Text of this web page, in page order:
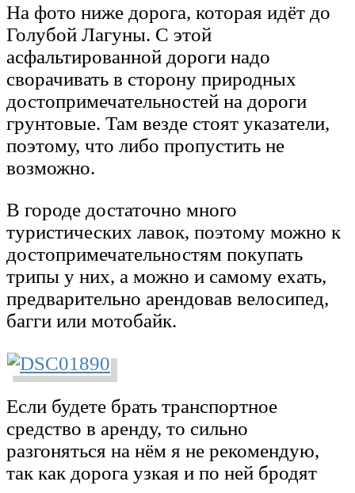
На фото ниже дорога, которая идёт до
Голубой Лагуны. С этой
асфальтированной дороги надо
сворачивать в сторону природных
достопримечательностей на дороги
грунтовые. Там везде стоят указатели,
поэтому, что либо пропустить не
возможно.
В городе достаточно много
туристических лавок, поэтому можно к
достопримечательностям покупать
трипы у них, а можно и самому ехать,
предварительно арендовав велосипед,
багги или мотобайк.
Если будете брать транспортное
средство в аренду, то сильно
разгоняться на нём я не рекомендую,
так как дорога узкая и по ней бродят